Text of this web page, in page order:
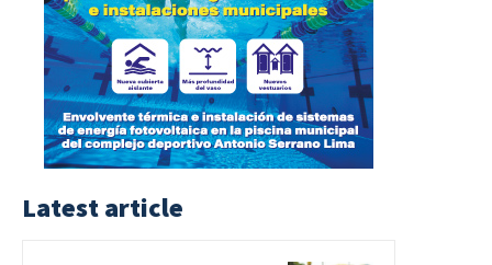
Latest article